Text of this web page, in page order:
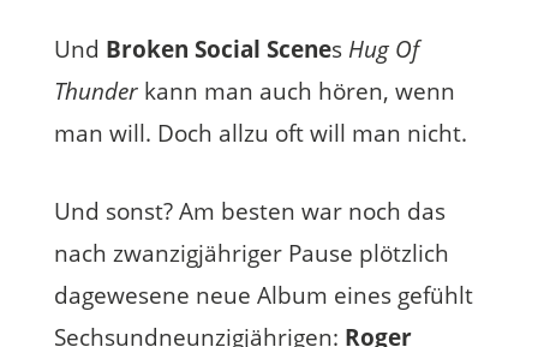
Und Broken Social Scenes Hug Of
Thunderkann man auch hören, wenn
man will. Doch allzu oft will man nicht.
Und sonst? Am besten war noch das
nach zwanzigjähriger Pause plötzlich
dagewesene neue Album eines gefühlt
Sechsundneunzigjährigen: Roger